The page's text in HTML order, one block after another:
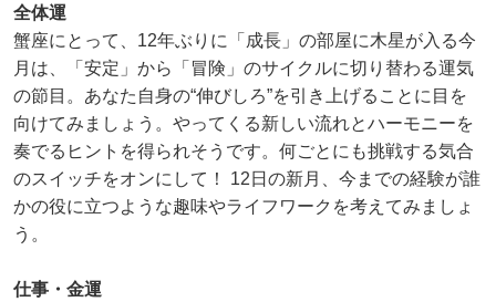
全体運
蟹座にとって、12年ぶりに「成長」の部屋に木星が入る今
月は、「安定」から「冒険」のサイクルに切り替わる運気
の節目。あなた自身の“伸びしろ”を引き上げることに目を
向けてみましょう。やってくる新しい流れとハーモニーを
奏でるヒントを得られそうです。何ごとにも挑戦する気合
のスイッチをオンにして！ 12日の新月、今までの経験が誰
かの役に立つような趣味やライフワークを考えてみましょ
う。
仕事・金運